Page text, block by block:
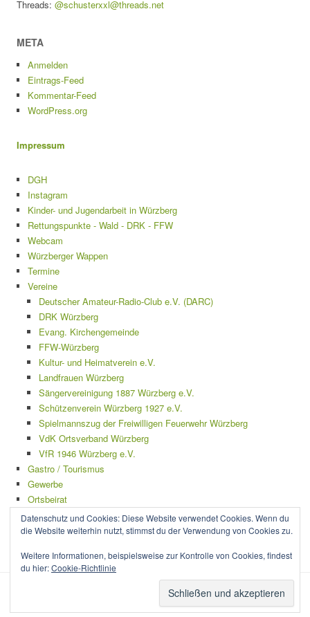
Threads: @schusterxxl@threads.net
META
Anmelden
Eintrags-Feed
Kommentar-Feed
WordPress.org
Impressum
DGH
Instagram
Kinder- und Jugendarbeit in Würzberg
Rettungspunkte - Wald - DRK - FFW
Webcam
Würzberger Wappen
Termine
Vereine
Deutscher Amateur-Radio-Club e.V. (DARC)
DRK Würzberg
Evang. Kirchengemeinde
FFW-Würzberg
Kultur- und Heimatverein e.V.
Landfrauen Würzberg
Sängervereinigung 1887 Würzberg e.V.
Schützenverein Würzberg 1927 e.V.
Spielmannszug der Freiwilligen Feuerwehr Würzberg
VdK Ortsverband Würzberg
VfR 1946 Würzberg e.V.
Gastro / Tourismus
Gewerbe
Ortsbeirat
Mängelmelder
Impressum
Stolz präsentiert von WordPress|Thema RCG Forest
Datenschutz und Cookies: Diese Website verwendet Cookies. Wenn du
die Website weiterhin nutzt, stimmst du der Verwendung von Cookies zu.
Weitere Informationen, beispielsweise zur Kontrolle von Cookies, findest
du hier:Cookie-Richtlinie